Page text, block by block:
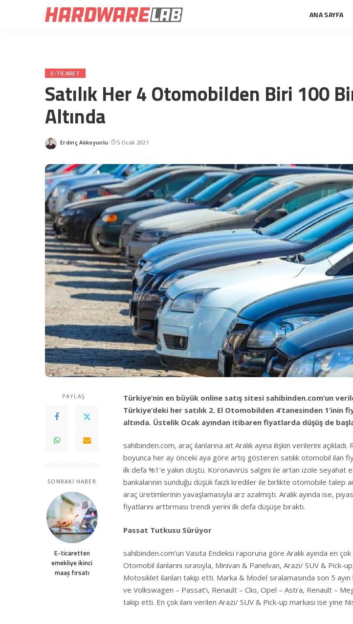
ANA SAYFA
E-TICARET
Satılık Her 4 Otomobilden Biri 100
Altında
Posted
Erdinç Akkoyunlu 5 Ocak 2021
PAYLAŞ
SONRAKİ HABER
E-ticaretten
emekliye ikinci
maaş fırsatı
Türkiye’nin en büyük online satış sitesi sahibinden.com’un
Türkiye’deki her satılık 2. El Otomobilden 4’tanesinden 1’inin
altında. Üstelik Ocak ayından itibaren fiyatlarda düşüş de
sahibinden.com, araç ilanlarına ait Aralık ayına ilişkin verilerini açıkladı.
boyunca her ay önceki aya göre artış gösteren satılık otomobil ilan
ilk defa %1’e yakın düştü. Koronavirüs salgını ile artan izole seyahat
bankalarının sunduğu düşük faizli krediler ile birlikte otomobile talep
araç üretimlerinin yavaşlamasıyla arz azalmıştı. Aralık ayında ise,
fiyatlarını arttırması trendi yerini ilk defa düşüşe bıraktı.
Passat Tutkusu Sürüyor
sahibinden.com’un Vasıta Endeksi raporuna göre Aralık ayında en
Otomobil ilanlarını sırasıyla, Minivan & Panelvan, Arazi/ SUV & Pick-
Motosiklet ilanları takip etti. Marka & Model sıralamasında son 5
ve Volkswagen – Passat’ı, Renault – Clio, Opel – Astra, Renault –
takip etti. En çok ilanı verilen Arazi/ SUV & Pick-up markası ise yine